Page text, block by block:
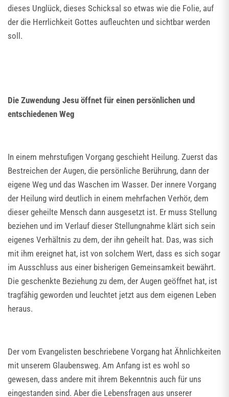
dieses Unglück, dieses Schicksal so etwas wie die Folie, auf
der die Herrlichkeit Gottes aufleuchten und sichtbar werden
soll.
Die Zuwendung Jesu öffnet für einen persönlichen und
entschiedenen Weg
In einem mehrstufigen Vorgang geschieht Heilung. Zuerst das
Bestreichen der Augen, die persönliche Berührung, dann der
eigene Weg und das Waschen im Wasser. Der innere Vorgang
der Heilung wird deutlich in einem mehrfachen Verhör, dem
dieser geheilte Mensch dann ausgesetzt ist. Er muss Stellung
beziehen und im Verlauf dieser Stellungnahme klärt sich sein
eigenes Verhältnis zu dem, der ihn geheilt hat. Das, was sich
mit ihm ereignet hat, ist von solchem Wert, dass es sich sogar
im Ausschluss aus einer bisherigen Gemeinsamkeit bewährt.
Die geschenkte Beziehung zu dem, der Augen geöffnet hat, ist
tragfähig geworden und leuchtet jetzt aus dem eigenen Leben
heraus.
Der vom Evangelisten beschriebene Vorgang hat Ähnlichkeiten
mit unserem Glaubensweg. Am Anfang ist es wohl so
gewesen, dass andere mit ihrem Bekenntnis auch für uns
eingestanden sind. Aber die Lebensfragen aus unserer